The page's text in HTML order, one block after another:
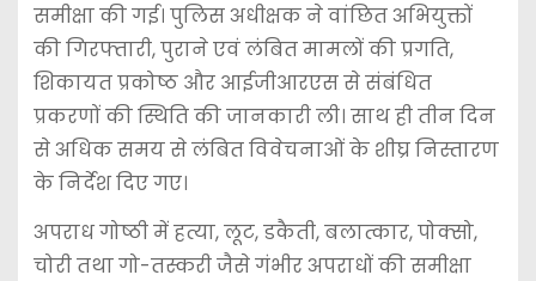
समीक्षा की गई। पुलिस अधीक्षक ने वांछित अभियुक्तों
की गिरफ्तारी, पुराने एवं लंबित मामलों की प्रगति,
शिकायत प्रकोष्ठ और आईजीआरएस से संबंधित
प्रकरणों की स्थिति की जानकारी ली। साथ ही तीन दिन
से अधिक समय से लंबित विवेचनाओं के शीघ्र निस्तारण
के निर्देश दिए गए।
अपराध गोष्ठी में हत्या, लूट, डकैती, बलात्कार, पोक्सो,
चोरी तथा गो-तस्करी जैसे गंभीर अपराधों की समीक्षा